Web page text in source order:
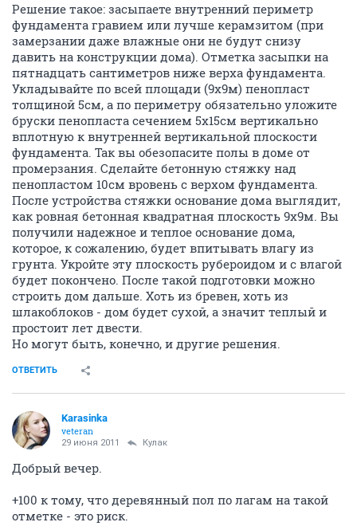
Решение такое: засыпаете внутренний периметр
фундамента гравием или лучше керамзитом (при
замерзании даже влажные они не будут снизу
давить на конструкции дома). Отметка засыпки на
пятнадцать сантиметров ниже верха фундамента.
Укладывайте по всей площади (9х9м) пенопласт
толщиной 5см, а по периметру обязательно уложите
бруски пенопласта сечением 5х15см вертикально
вплотную к внутренней вертикальной плоскости
фундамента. Так вы обезопасите полы в доме от
промерзания. Сделайте бетонную стяжку над
пенопластом 10см вровень с верхом фундамента.
После устройства стяжки основание дома выглядит,
как ровная бетонная квадратная плоскость 9х9м. Вы
получили надежное и теплое основание дома,
которое, к сожалению, будет впитывать влагу из
грунта. Укройте эту плоскость рубероидом и с влагой
будет покончено. После такой подготовки можно
строить дом дальше. Хоть из бревен, хоть из
шлакоблоков - дом будет сухой, а значит теплый и
простоит лет двести.
Но могут быть, конечно, и другие решения.
ОТВЕТИТЬ
Karasinka
veteran
29 июня 2011 Кулак
Добрый вечер.
+100 к тому, что деревянный пол по лагам на такой
отметке - это риск.